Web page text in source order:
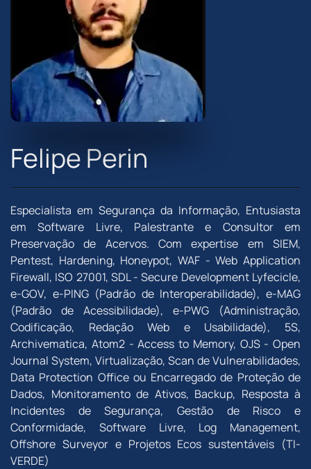
Felipe Perin
Especialista em Segurança da Informação, Entusiasta
em Software Livre, Palestrante e Consultor em
Preservação de Acervos. Com expertise em SIEM,
Pentest, Hardening, Honeypot, WAF - Web Application
Firewall, ISO 27001, SDL - Secure Development Lyfecicle,
e-GOV, e-PING (Padrão de Interoperabilidade), e-MAG
(Padrão de Acessibilidade), e-PWG (Administração,
Codificação, Redação Web e Usabilidade), 5S,
Archivematica, Atom2 - Access to Memory, OJS - Open
Journal System, Virtualização, Scan de Vulnerabilidades,
Data Protection Office ou Encarregado de Proteção de
Dados, Monitoramento de Ativos, Backup, Resposta à
Incidentes de Segurança, Gestão de Risco e
Conformidade, Software Livre, Log Management,
Offshore Surveyor e Projetos Ecos sustentáveis (TI-
VERDE)